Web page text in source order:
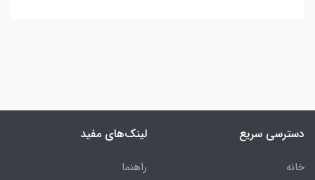
دسترسی سریع
خانه
لینک‌های مفید
راهنما